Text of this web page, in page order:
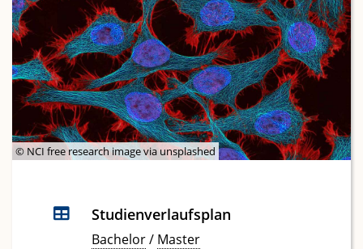
© NCI free research image via unsplashed
Studienverlaufsplan
Bachelor/ Master